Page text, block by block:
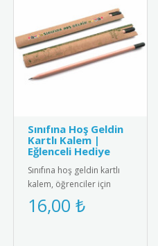
Sınıfına Hoş Geldin
Kartlı Kalem |
Eğlenceli Hediye
Sınıfına hoş geldin kartlı
kalem, öğrenciler için
eğlenceli ve kullanışlı bir
hediye. Her ürün bir k..
16,00 ₺